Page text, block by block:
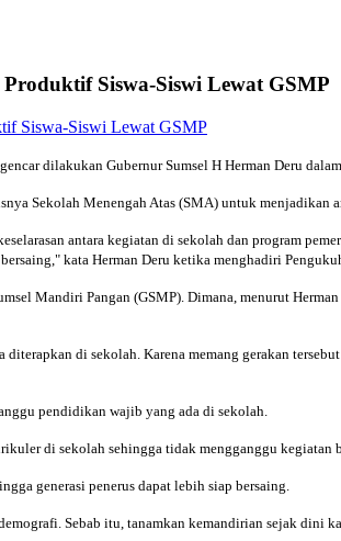
Siswa-Siswi Lewat GSMP
dilakukan Gubernur Sumsel H Herman Deru
Sekolah Menengah Atas (SMA) untuk
antara kegiatan di sekolah dan program
kata Herman Deru ketika menghadiri
Mandiri Pangan (GSMP). Dimana, menurut
diterapkan di sekolah. Karena memang gerakan
pendidikan wajib yang ada di sekolah.
di sekolah sehingga tidak mengganggu kegiatan
generasi penerus dapat lebih siap bersaing.
Sebab itu, tanamkan kemandirian sejak dini